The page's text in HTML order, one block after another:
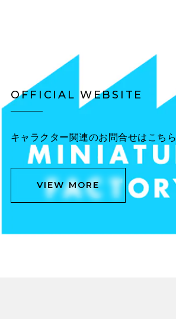
OFFICIAL WEBSITE
キャラクター関連のお問合せはこちら
VIEW MORE